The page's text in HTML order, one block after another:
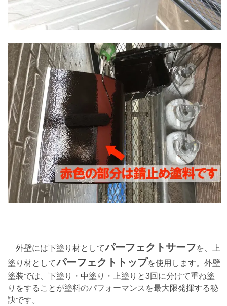
外壁には下塗り材としてパーフェクトサーフを、上
塗り材としてパーフェクトトップを使用します。外壁
塗装では、下塗り・中塗り・上塗りと3回に分けて重ね塗
りをすることが塗料のパフォーマンスを最大限発揮する秘
訣です。